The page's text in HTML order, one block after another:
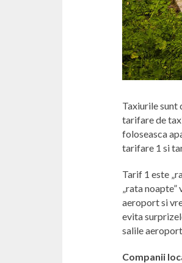
Taxiurile sunt
tarifare de
foloseasca
tarifare 1 si
Tarif 1 este
„rata
aeroport si
evita
salile
Companii